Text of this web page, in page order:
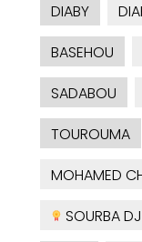
DIABY
BASEHOU
SADABOU
TOUROUMA
MOHAMED
SOURBA